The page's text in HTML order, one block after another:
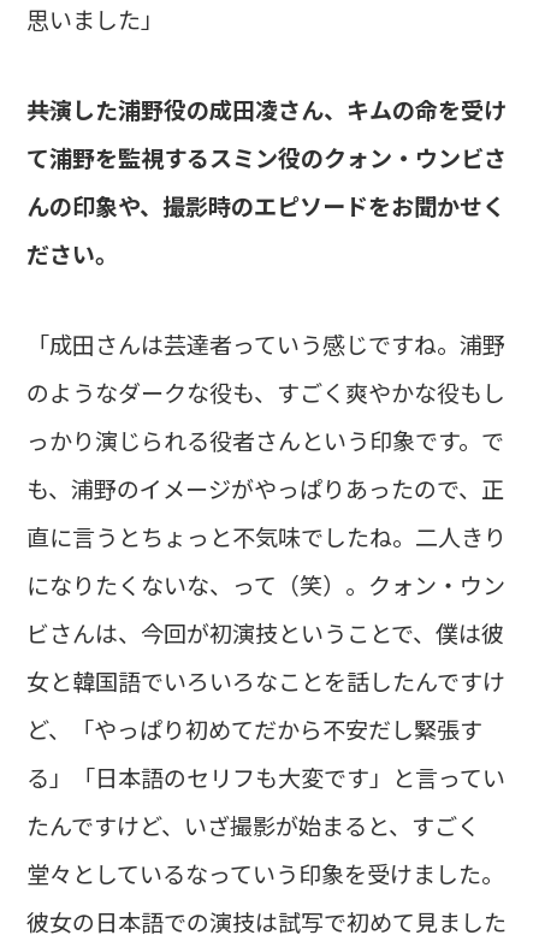
思いました」
――共演した浦野役の成田凌さん、キムの命を受け
て浦野を監視するスミン役のクォン・ウンビさ
んの印象や、撮影時のエピソードをお聞かせく
ださい。
「成田さんは芸達者っていう感じですね。浦野
のようなダークな役も、すごく爽やかな役もし
っかり演じられる役者さんという印象です。で
も、浦野のイメージがやっぱりあったので、正
直に言うとちょっと不気味でしたね。二人きり
になりたくないな、って（笑）。クォン・ウン
ビさんは、今回が初演技ということで、僕は彼
女と韓国語でいろいろなことを話したんですけ
ど、「やっぱり初めてだから不安だし緊張す
る」「日本語のセリフも大変です」と言ってい
たんですけど、いざ撮影が始まると、すごく
堂々としているなっていう印象を受けました。
彼女の日本語での演技は試写で初めて見ました